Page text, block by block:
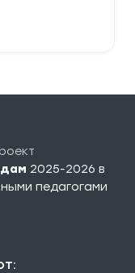
2025-2026 в
педагогами